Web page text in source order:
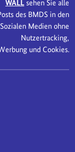
WALLsehen Sie alle
des BMDS in den
Sozialen Medien ohne
Nutzertracking,
und Cookies.